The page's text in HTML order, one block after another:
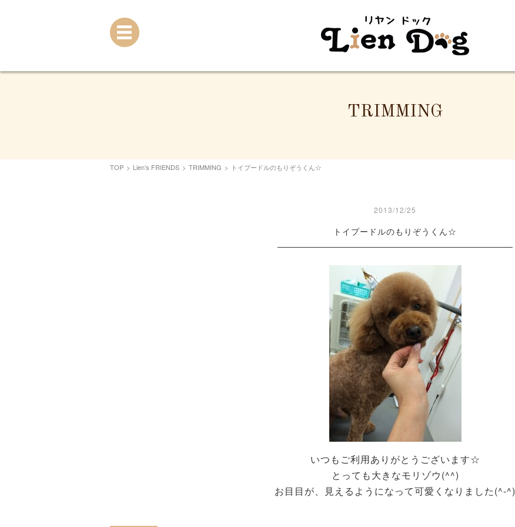
TRIMMING
TOP > Lien’s FRIENDS > TRIMMING > トイプードルのもりぞうくん☆
2013/12/25
トイプードルのもりぞうくん☆
いつもご利用ありがとうございます☆
とっても大きなモリゾウ(^^)
お目目が、見えるようになって可愛くなりました(^-^)